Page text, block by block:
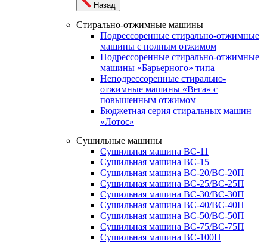
Назад
Стирально-отжимные машины
Подрессоренные стирально-отжимные
машины с полным отжимом
Подрессоренные стирально-отжимные
машины «Барьерного» типа
Неподрессоренные стирально-
отжимные машины «Вега» с
повышенным отжимом
Бюджетная серия стиральных машин
«Лотос»
Сушильные машины
Сушильная машина ВС-11
Сушильная машина ВС-15
Сушильная машина ВС-20/ВС-20П
Сушильная машина ВС-25/ВС-25П
Сушильная машина ВС-30/ВС-30П
Сушильная машина ВС-40/ВС-40П
Сушильная машина ВС-50/ВС-50П
Сушильная машина ВС-75/ВС-75П
Сушильная машина ВС-100П